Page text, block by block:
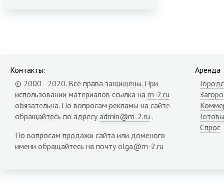
Контакты:
© 2000 - 2020. Все права защищены. При
использовании материалов ссылка на m-2.ru
обязательна. По вопросам рекламы на сайте
обращайтесь по адресу admin@m-2.ru .
По вопросам продажи сайта или доменого
имени обращайтесь на почту olga@m-2.ru
Аренда
Спрос